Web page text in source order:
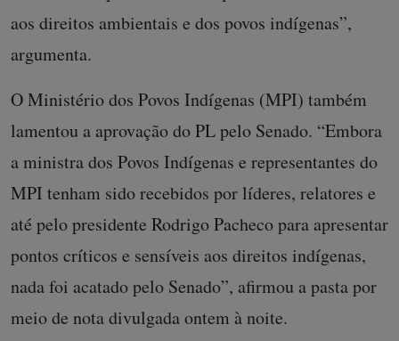
aos direitos ambientais e dos povos indígenas”,
argumenta.
O Ministério dos Povos Indígenas (MPI) também
lamentou a aprovação do PL pelo Senado. “Embora
a ministra dos Povos Indígenas e representantes do
MPI tenham sido recebidos por líderes, relatores e
até pelo presidente Rodrigo Pacheco para apresentar
pontos críticos e sensíveis aos direitos indígenas,
nada foi acatado pelo Senado”, afirmou a pasta por
meio de nota divulgada ontem à noite.